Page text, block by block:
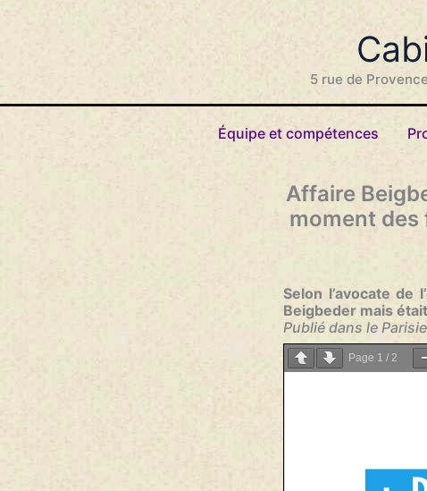
Aller
5 rue de
Équipe et compétences
Affaire
moment des
Selon l’avocate de
Beigbeder mais
Publié dans le
Page 1 / 2